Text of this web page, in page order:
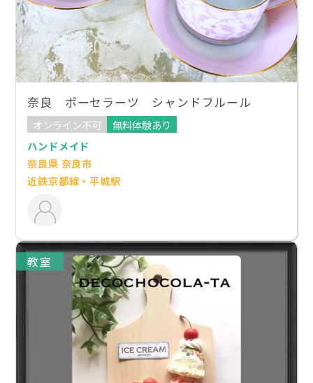
奈良 ポーセラーツ シャンドフルール
オンライン不可
無料体験あり
ハンドメイド
奈良県 奈良市
近鉄京都線・平城駅
教室